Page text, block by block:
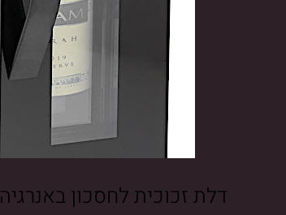
דלת זכוכית לחסכון באנרגיה